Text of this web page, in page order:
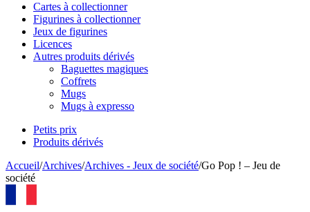
Cartes à collectionner
Figurines à collectionner
Jeux de figurines
Licences
Autres produits dérivés
Baguettes magiques
Coffrets
Mugs
Mugs à expresso
Petits prix
Produits dérivés
Accueil/Archives/Archives - Jeux de société/Go Pop ! – Jeu de
société